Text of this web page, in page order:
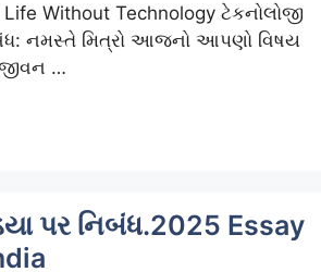
Without Technology ટેકનોલોજી
નમસ્તે મિત્રો આજનો આપણો વિષય
જીવન …
પર નિબંધ.2025 Essay